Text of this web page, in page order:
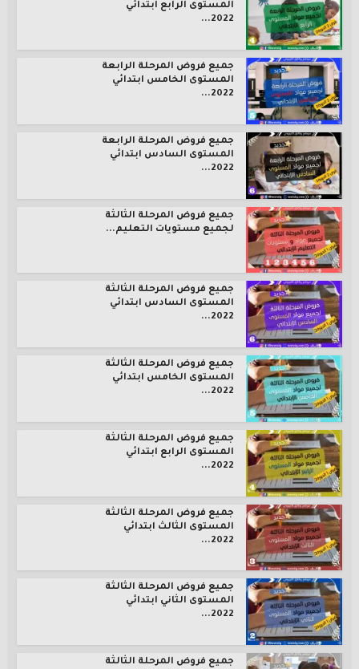
المستوى الرابع ابتدائي
2022...
جميع فروض المرحلة الرابعة
المستوى الخامس ابتدائي
2022...
جميع فروض المرحلة الرابعة
المستوى السادس ابتدائي
2022...
جميع فروض المرحلة الثالثة
لجميع مستويات التعليم...
جميع فروض المرحلة الثالثة
المستوى السادس ابتدائي
2022...
جميع فروض المرحلة الثالثة
المستوى الخامس ابتدائي
2022...
جميع فروض المرحلة الثالثة
المستوى الرابع ابتدائي
2022...
جميع فروض المرحلة الثالثة
المستوى الثالث ابتدائي
2022...
جميع فروض المرحلة الثالثة
المستوى الثاني ابتدائي
2022...
جميع فروض المرحلة الثالثة